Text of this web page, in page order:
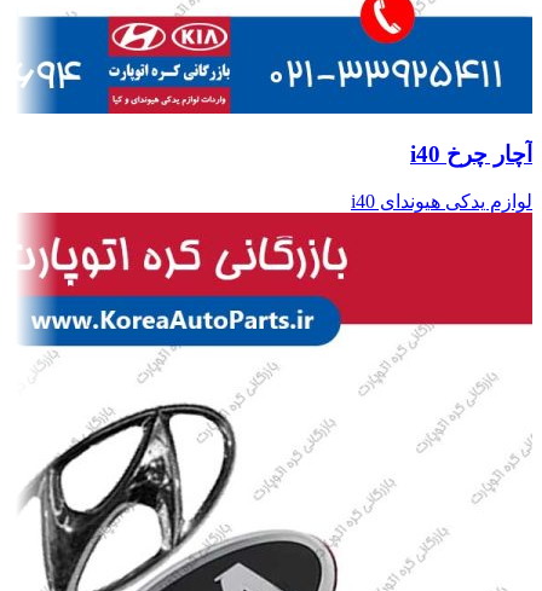
آچار چرخ i40
لوازم یدکی هیوندای i40